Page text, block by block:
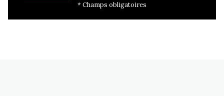
* Champs obligatoires